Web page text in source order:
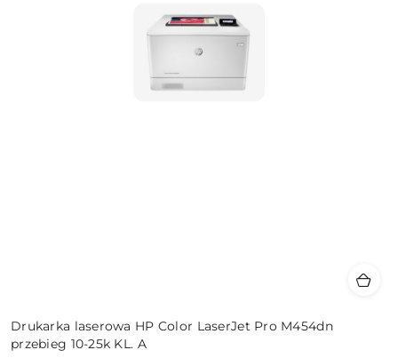
Drukarka laserowa HP Color LaserJet Pro M454dn
przebieg 10-25k KL. A